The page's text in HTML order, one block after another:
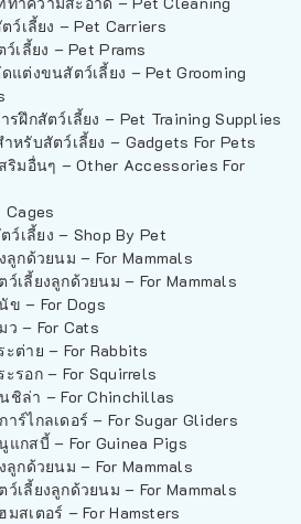
ว์เลี้ยง – Pet Carriers
เลี้ยง – Pet Prams
แต่งขนสัตว์เลี้ยง – Pet Grooming
รฝึกสัตว์เลี้ยง – Pet Training Supplies
ำหรับสัตว์เลี้ยง – Gadgets For Pets
ริมอื่นๆ – Other Accessories For
Cages
ว์เลี้ยง – Shop By Pet
ลูกด้วยนม – For Mammals
ว์เลี้ยงลูกด้วยนม – For Mammals
ข – For Dogs
ว – For Cats
ะต่าย – For Rabbits
ะรอก – For Squirrels
ชิล่า – For Chinchillas
าร์ไกลเดอร์ – For Sugar Gliders
แกสบี้ – For Guinea Pigs
ลูกด้วยนม – For Mammals
ว์เลี้ยงลูกด้วยนม – For Mammals
มสเตอร์ – For Hamsters